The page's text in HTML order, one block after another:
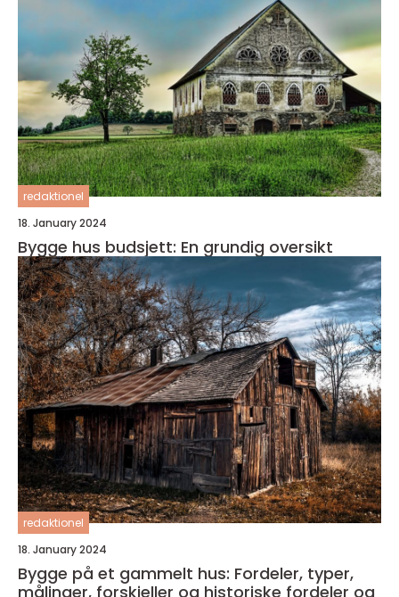
redaktionel
18. January 2024
Bygge hus budsjett: En grundig oversikt
redaktionel
18. January 2024
Bygge på et gammelt hus: Fordeler, typer,
målinger, forskjeller og historiske fordeler og